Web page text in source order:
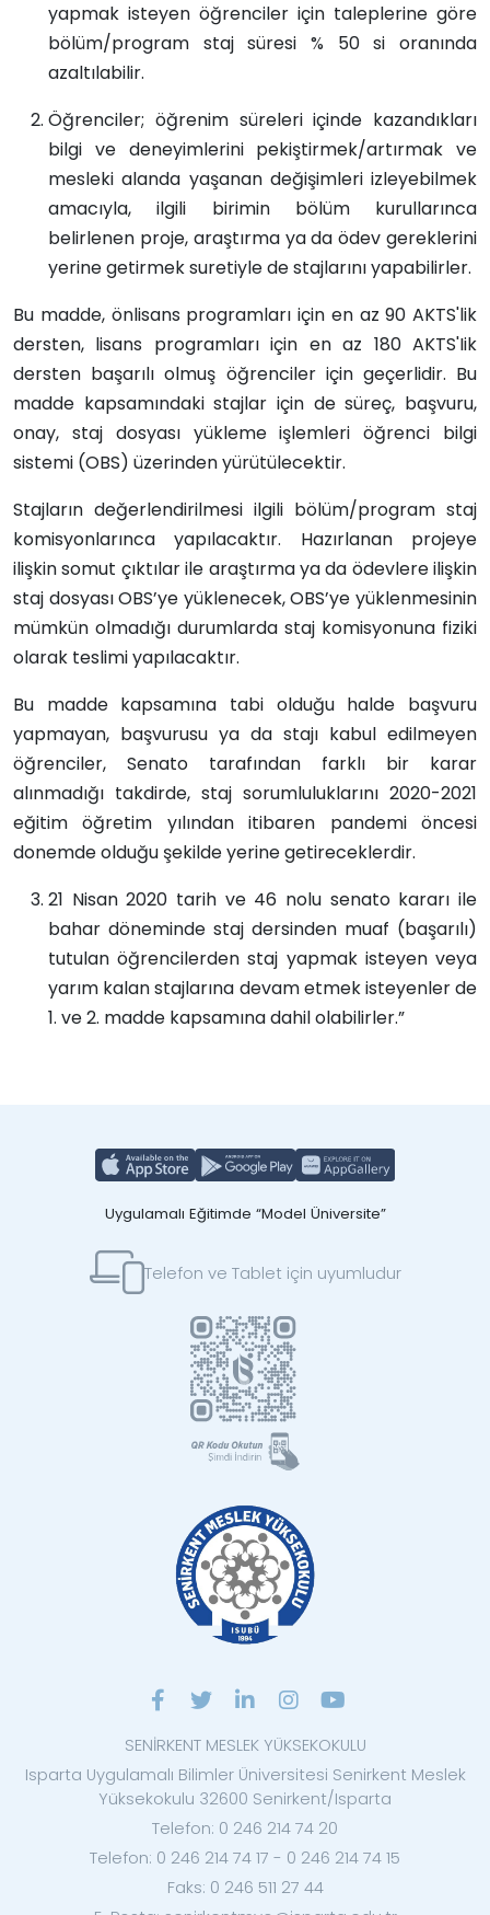
yapmak isteyen öğrenciler için taleplerine göre
bölüm/program staj süresi % 50 si oranında
azaltılabilir.
Öğrenciler; öğrenim süreleri içinde kazandıkları
bilgi ve deneyimlerini pekiştirmek/artırmak ve
mesleki alanda yaşanan değişimleri izleyebilmek
amacıyla, ilgili birimin bölüm kurullarınca
belirlenen proje, araştırma ya da ödev gereklerini
yerine getirmek suretiyle de stajlarını yapabilirler.
Bu madde, önlisans programları için en az 90 AKTS'lik
dersten, lisans programları için en az 180 AKTS'Iik
dersten başarılı olmuş öğrenciler için geçerlidir. Bu
madde kapsamındaki stajlar için de süreç, başvuru,
onay, staj dosyası yükleme işlemleri öğrenci bilgi
sistemi (OBS) üzerinden yürütülecektir.
Stajların değerlendirilmesi ilgili bölüm/program staj
komisyonlarınca yapılacaktır. Hazırlanan projeye
ilişkin somut çıktılar ile araştırma ya da ödevlere ilişkin
staj dosyası OBS’ye yüklenecek, OBS’ye yüklenmesinin
mümkün olmadığı durumlarda staj komisyonuna fiziki
olarak teslimi yapılacaktır.
Bu madde kapsamına tabi olduğu halde başvuru
yapmayan, başvurusu ya da stajı kabul edilmeyen
öğrenciler, Senato tarafından farklı bir karar
alınmadığı takdirde, staj sorumluluklarını 2020-2021
eğitim öğretim yılından itibaren pandemi öncesi
donemde olduğu şekilde yerine getireceklerdir.
21 Nisan 2020 tarih ve 46 nolu senato kararı ile
bahar döneminde staj dersinden muaf (başarılı)
tutulan öğrencilerden staj yapmak isteyen veya
yarım kalan stajlarına devam etmek isteyenler de
1. ve 2. madde kapsamına dahil olabilirler.”
Uygulamalı Eğitimde “Model Üniversite”
Telefon ve Tablet için uyumludur
SENİRKENT MESLEK YÜKSEKOKULU
Isparta Uygulamalı Bilimler Üniversitesi Senirkent Meslek
Yüksekokulu 32600 Senirkent/Isparta
Telefon: 0 246 214 74 20
Telefon: 0 246 214 74 17 - 0 246 214 74 15
Faks: 0 246 511 27 44